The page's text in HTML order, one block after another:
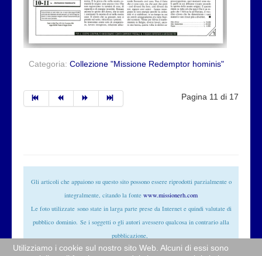
Categoria: Collezione "Missione Redemptor hominis"
Pagina 11 di 17
Gli articoli che appaiono su questo sito possono essere riprodotti parzialmente o
integralmente, citando la fonte www.missionerh.com
Le foto utilizzate sono state in larga parte prese da Internet e quindi valutate di
pubblico dominio . Se i soggetti o gli autori avessero qualcosa in contrario alla
pubblicazione,
non avranno che da segnalarlo alla redazione (info@missionerh.it ) che provvederà
Utilizziamo i cookie sul nostro sito Web. Alcuni di essi sono